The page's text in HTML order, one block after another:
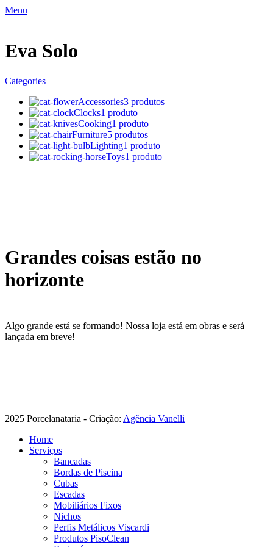
Menu
Eva Solo
Categories
Accessories3 produtos
Clocks1 produto
Cooking1 produto
Furniture5 produtos
Lighting1 produto
Toys1 produto
Grandes coisas estão no
horizonte
Algo grande está se formando! Nossa loja está em obras e será
lançada em breve!
2025 Porcelanataria - Criação: Agência Vanelli
Home
Serviços
Bancadas
Bordas de Piscina
Cubas
Escadas
Mobiliários Fixos
Nichos
Perfis Metálicos Viscardi
Produtos PisoClean